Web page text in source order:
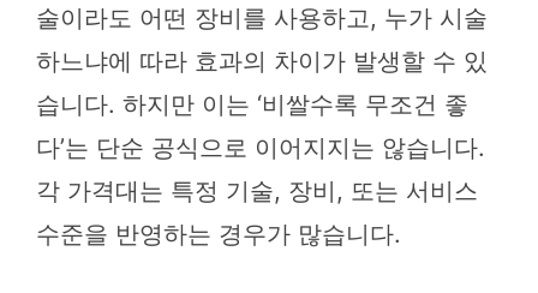
술이라도 어떤 장비를 사용하고, 누가 시술
하느냐에 따라 효과의 차이가 발생할 수 있
습니다. 하지만 이는 ‘비쌀수록 무조건 좋
다’는 단순 공식으로 이어지지는 않습니다.
각 가격대는 특정 기술, 장비, 또는 서비스
수준을 반영하는 경우가 많습니다.